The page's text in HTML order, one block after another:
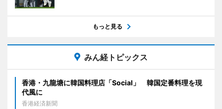
もっと見る
みん経トピックス
香港・九龍塘に韓国料理店「Social」 韓国定番料理を現
代風に
香港経済新聞